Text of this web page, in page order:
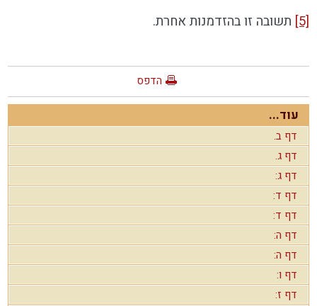
[5] תשובה זו בהזדמנות אחרת.
הדפס
עוד...
דף ב.
דף ג.
דף ג:
דף ד:
דף ד:
דף ה:
דף ה:
דף ו:
דף ז: